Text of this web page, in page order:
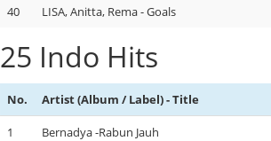
40 LISA, Anitta, Rema - Goals
25 Indo Hits
No. Artist (Album / Label) - Title
1 Bernadya -Rabun Jauh